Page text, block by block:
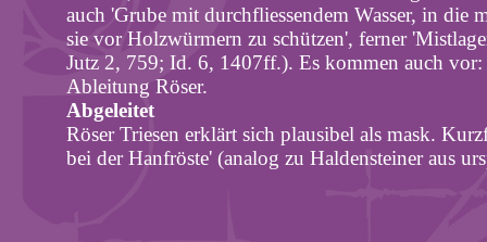
auch 'Grube mitdurchfliessendem Wasser, in die
sie vor Holzwürmern zu schützen', ferner
Jutz 2, 759; Id. 6, 1407ff.). Es kommen auch
Ableitung Röser.
Abgeleitet
Röser Triesen erklärt sich plausibel alsmask.
bei der Hanfröste' (analog zuHaldensteineraus